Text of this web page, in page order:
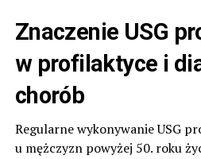
Znaczenie USG
w profilaktyce i
chorób
Regularne wykonywanie USG
u mężczyzn powyżej 50. roku